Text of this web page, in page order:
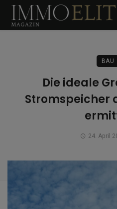
BAU
Die ideale
Stromspeicher
24. April